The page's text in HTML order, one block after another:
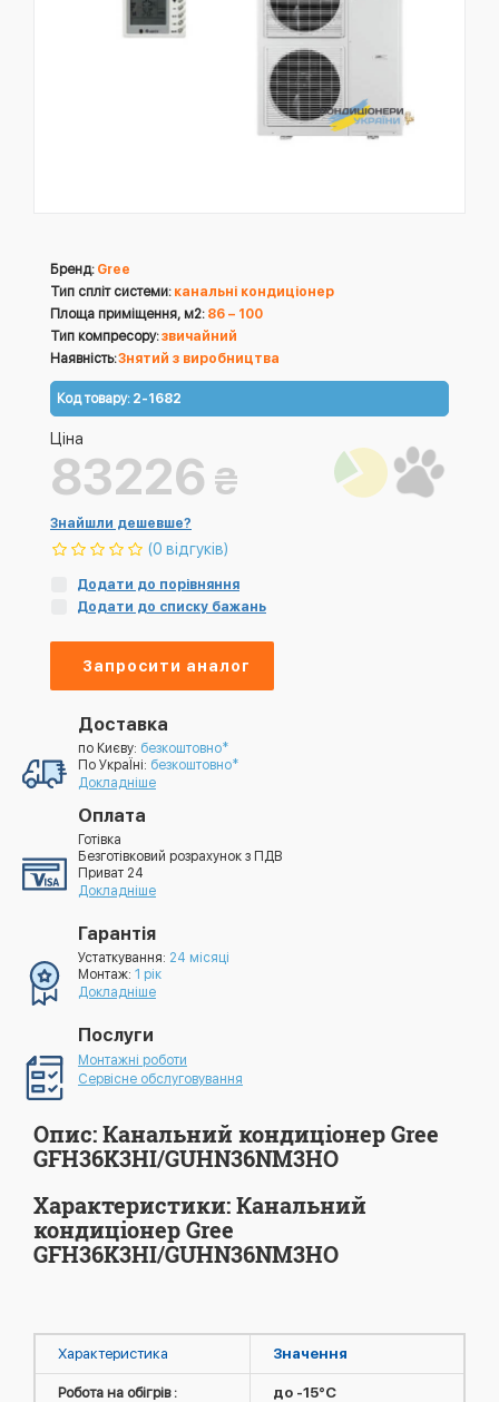
Бренд: Gree
Тип спліт системи: канальні кондиціонер
Площа приміщення, м2: 86 – 100
Тип компресору:звичайний
Наявність:Знятий з виробництва
Код товару: 2-1682
Ціна
83226 ₴
Знайшли дешевше?
(0 відгуків)
Додати до порівняння
Додати до списку бажань
Запросити аналог
Доставка
по Києву: безкоштовно*
По УкраЇні: безкоштовно*
Докладніше
Оплата
Готівка
Безготівковий розрахунок з ПДВ
Приват 24
Докладніше
Гарантія
Устаткування: 24 місяці
Монтаж: 1 рік
Докладніше
Послуги
Монтажні роботи
Сервісне обслуговування
Опис: Канальний кондиціонер Gree
GFH36K3HI/GUHN36NM3HO
Характеристики: Канальний
кондиціонер Gree
GFH36K3HI/GUHN36NM3HO
Характеристика Значення
Робота на обігрів : до -15°C